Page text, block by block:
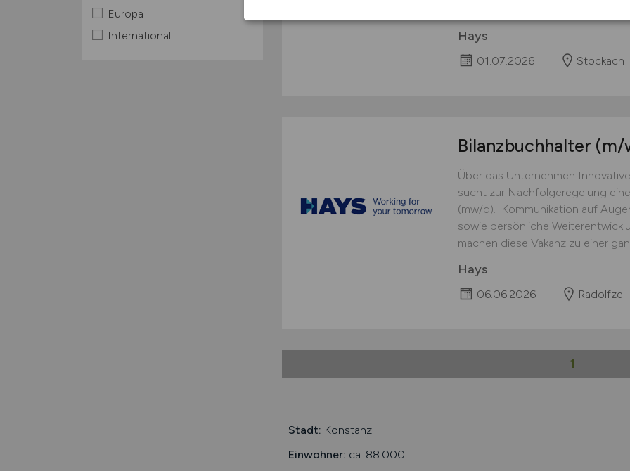
Europa
International
Hays
01.07.2026 Stockach
Bilanzbuchhalter (m/
Über das Unternehmen
sucht zur Nachfolgeregelung
(mw/d). Kommunikation auf
sowie persönliche
machen diese Vakanz zu einer
Hays
06.06.2026 Radolfzell
1
Stadt: Konstanz
Einwohner: ca. 88.000